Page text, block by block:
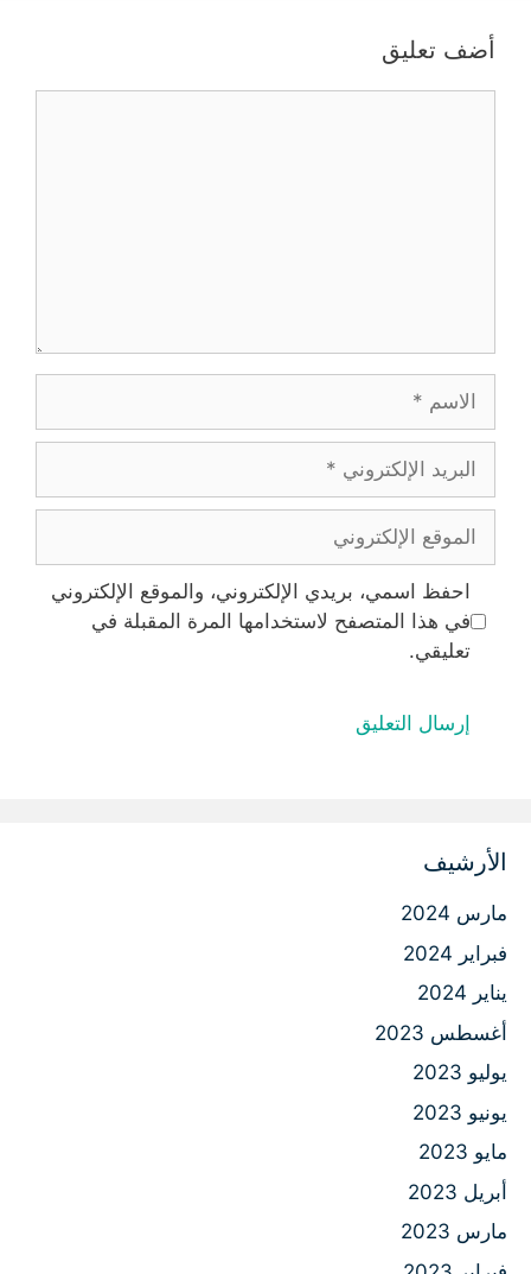
أضف تعليق
الإلكتروني
الإلكتروني
احفظ اسمي، بريدي الإلكتروني، والموقع الإلكتروني
في هذا المتصفح لاستخدامها المرة المقبلة في
تعليقي.
الأرشيف
مارس 2024
فبراير 2024
يناير 2024
أغسطس 2023
يوليو 2023
يونيو 2023
مايو 2023
أبريل 2023
مارس 2023